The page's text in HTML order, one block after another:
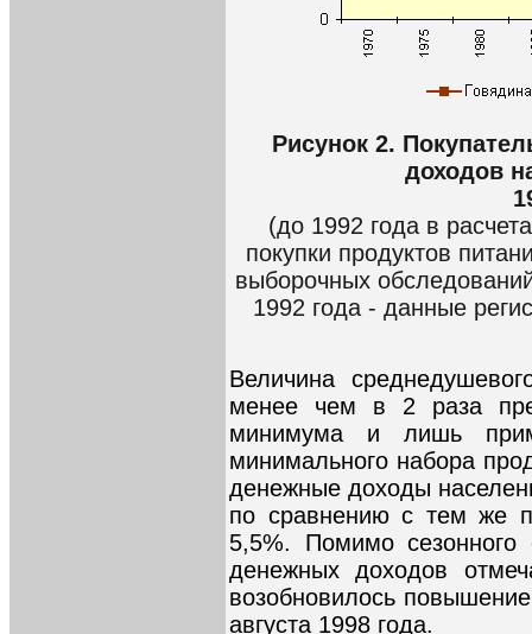
Рисунок 2.
доходов
(до 1992 года в
покупки продуктов
выборочных
1992 года - данные
Величина
менее чем в 2 раза
минимума и лишь
минимального набора
денежные доходы
по сравнению с тем же
5,5%. Помимо
денежных доходов
возобновилось
августа 1998 года.